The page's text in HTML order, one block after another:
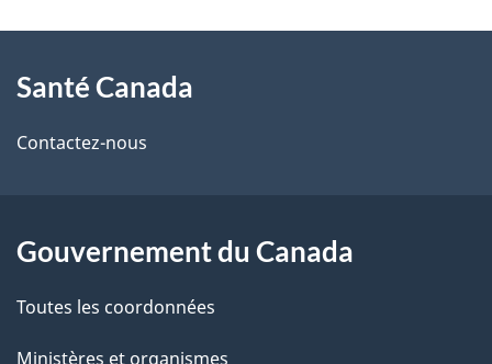
i
l
d
e
propos
de
site
Santé Canada
Contactez-nous
Gouvernement du Canada
Toutes les coordonnées
Ministères et organismes